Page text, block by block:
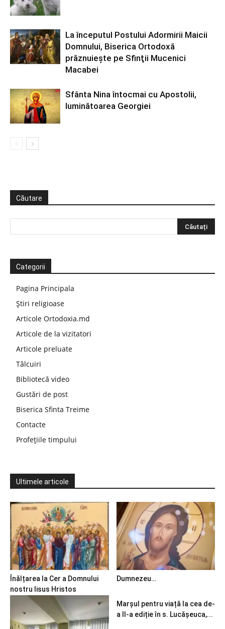
La începutul Postului Adormirii Maicii
Domnului, Biserica Ortodoxă
prăznuiește pe Sfinţii Mucenici
Macabei
Sfânta Nina întocmai cu Apostolii,
luminătoarea Georgiei
Căutare
Categorii
Pagina Principala
Știri religioase
Articole Ortodoxia.md
Articole de la vizitatori
Articole preluate
Tâlcuiri
Bibliotecă video
Gustări de post
Biserica Sfinta Treime
Contacte
Profețiile timpului
Ultimele articole
Înălțarea la Cer a Domnului
nostru Iisus Hristos
Dumnezeu…
Marșul pentru viață la cea de-
a II-a ediție în s. Lucășeuca,...